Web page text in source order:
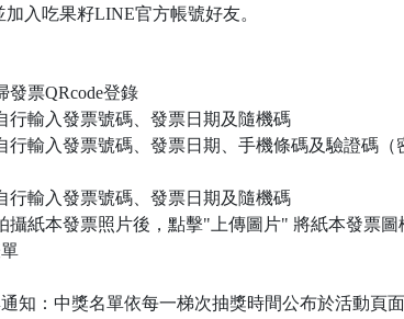
入吃果籽LINE官方帳號好友。
發票QRcode登錄
行輸入發票號碼、發票日期及隨機碼
行輸入發票號碼、發票日期、手機條碼及驗證碼（
行輸入發票號碼、發票日期及隨機碼
攝紙本發票照片後，點擊"上傳圖片" 將紙本發票圖
知：中獎名單依每一梯次抽獎時間公布於活動頁面